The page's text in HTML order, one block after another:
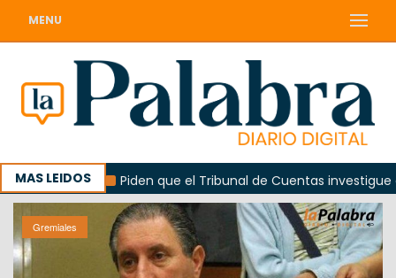
MENU
MAS LEIDOSPiden que el Tribunal de Cuentas investigue
Gremiales